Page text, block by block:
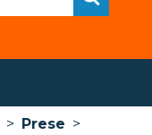
> Prese >